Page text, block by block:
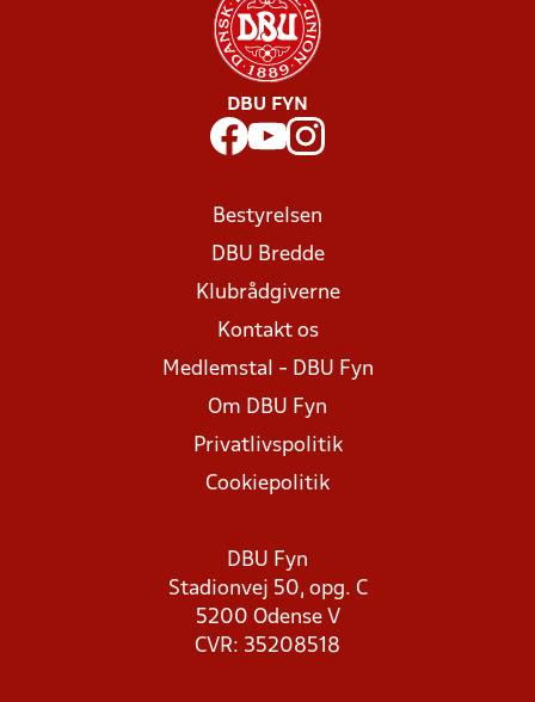
DBU FYN
Bestyrelsen
DBU Bredde
Klubrådgiverne
Kontakt os
Medlemstal - DBU Fyn
Om DBU Fyn
Privatlivspolitik
Cookiepolitik
DBU Fyn
Stadionvej 50, opg. C
5200 Odense V
CVR: 35208518